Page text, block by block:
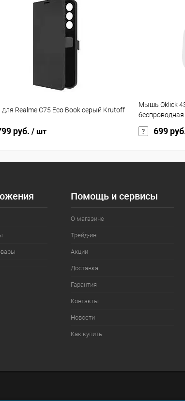
для Realme C75 Eco Book серый Krutoff
руб. / шт
Мышь Oklick
699
Помощь и сервисы
О магазине
Трейд-ин
Акции
Доставка
Гарантия
Контакты
Новости
Как купить